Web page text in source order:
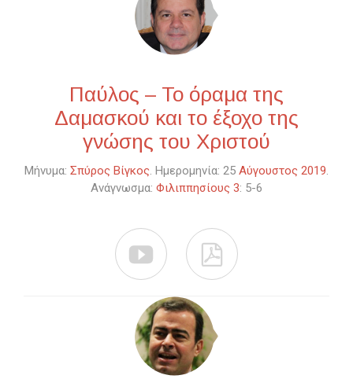
Παύλος – Το όραμα της
Δαμασκού και το έξοχο της
γνώσης του Χριστού
Μήνυμα: Σπύρος Βίγκος. Ημερομηνία: 25 Αύγουστος 2019.
Ανάγνωσμα: Φιλιππησίους 3: 5-6
 